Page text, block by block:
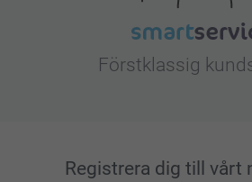
Förstklassig
Registrera dig till vårt